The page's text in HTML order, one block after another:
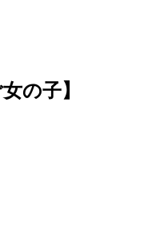
の子】